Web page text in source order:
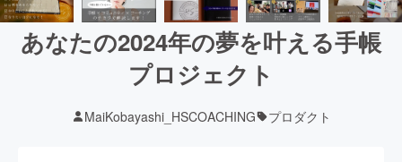
あなたの2024年の夢を叶える手帳
プロジェクト
MaiKobayashi_HSCOACHING プロダクト